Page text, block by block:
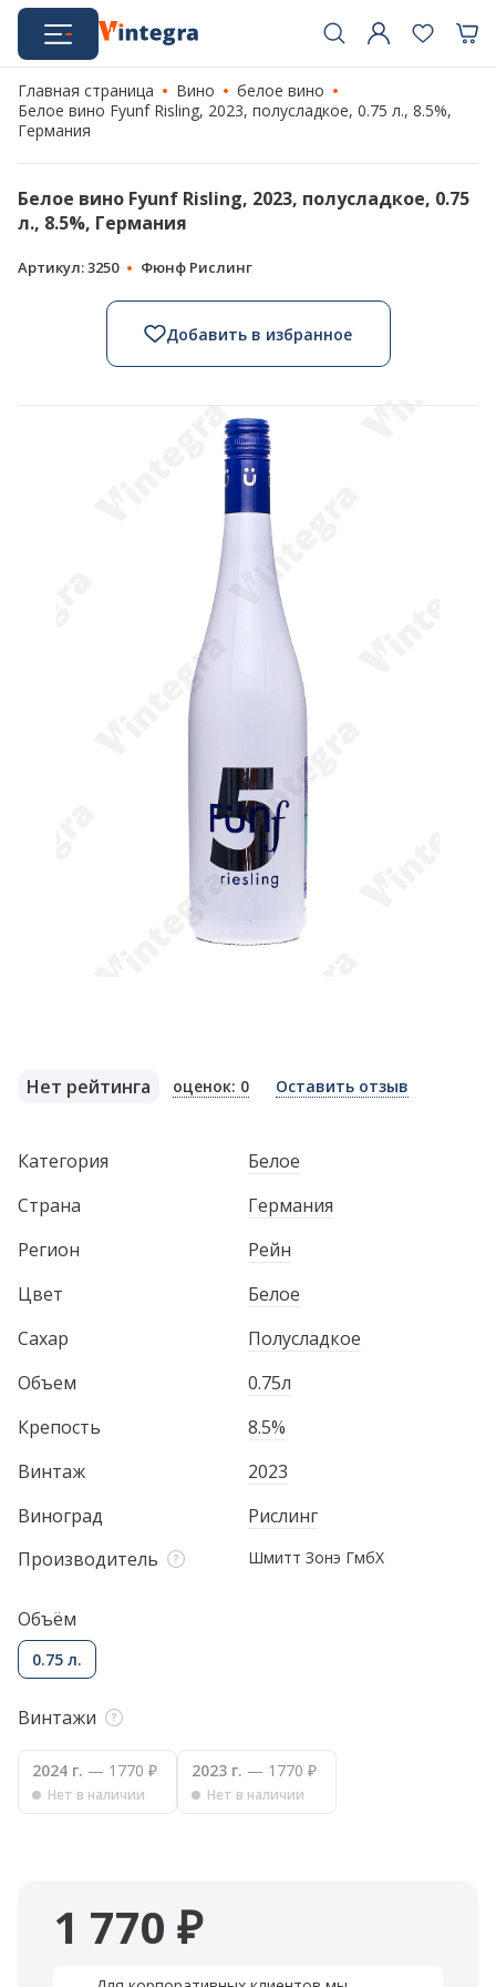
Главная страница Вино
белое вино
Белое вино Fyunf Risling, 2023, полусладкое, 0.75 л., 8.5%,
Германия
Белое вино Fyunf Risling, 2023, полусладкое, 0.75
л., 8.5%, Германия
Артикул: 3250 Фюнф Рислинг
Добавить в избранное
Нет рейтинга оценок: 0 Оставить отзыв
Категория
Белое
Страна
Германия
Регион
Рейн
Цвет
Белое
Сахар
Полусладкое
Объем
0.75л
Крепость
8.5%
Винтаж
2023
Виноград
Рислинг
Производитель
Шмитт Зонэ ГмбХ
Объём
0.75 л.
Винтажи
2024 г. — 1770 ₽
Нет в наличии
2023 г. — 1770 ₽
Нет в наличии
1 770 ₽